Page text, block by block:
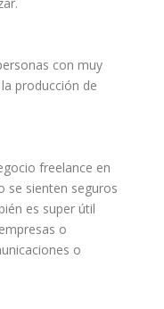
con muy
producción de
freelance en
se sienten seguros
es super útil
o
o